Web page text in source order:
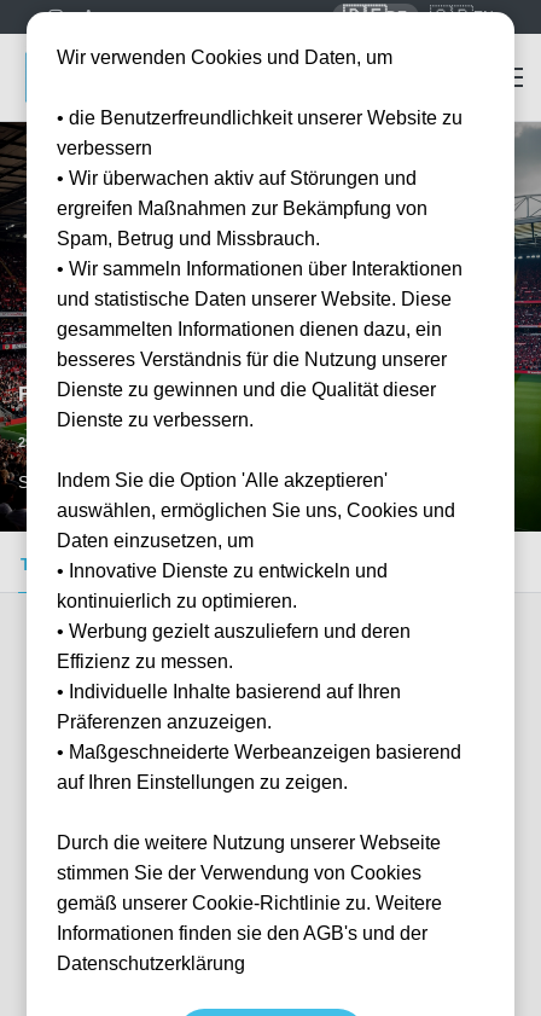
🇩🇪DE 🇬🇧EN
FC Southampton vs Millwall FC
29.08.2026
SOU, GB
Tickets kaufen Event-Info FAQ
Verfügbare Kategorien (3)
Chapel Stand - Home Section
Wir verwenden Cookies und Daten, um
• die Benutzerfreundlichkeit unserer Website zu
verbessern
• Wir überwachen aktiv auf Störungen und
ergreifen Maßnahmen zur Bekämpfung von
Spam, Betrug und Missbrauch.
• Wir sammeln Informationen über Interaktionen
und statistische Daten unserer Website. Diese
gesammelten Informationen dienen dazu, ein
besseres Verständnis für die Nutzung unserer
Dienste zu gewinnen und die Qualität dieser
Dienste zu verbessern.
Indem Sie die Option 'Alle akzeptieren'
auswählen, ermöglichen Sie uns, Cookies und
Daten einzusetzen, um
• Innovative Dienste zu entwickeln und
kontinuierlich zu optimieren.
• Werbung gezielt auszuliefern und deren
Effizienz zu messen.
• Individuelle Inhalte basierend auf Ihren
Präferenzen anzuzeigen.
• Maßgeschneiderte Werbeanzeigen basierend
auf Ihren Einstellungen zu zeigen.
Durch die weitere Nutzung unserer Webseite
stimmen Sie der Verwendung von Cookies
gemäß unserer Cookie-Richtlinie zu. Weitere
Informationen finden sie den AGB's und der
Datenschutzerklärung